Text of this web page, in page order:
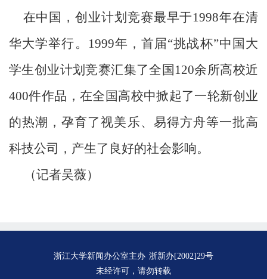
在中国，创业计划竞赛最早于1998年在清
华大学举行。1999年，首届“挑战杯”中国大
学生创业计划竞赛汇集了全国120余所高校近
400件作品，在全国高校中掀起了一轮新创业
的热潮，孕育了视美乐、易得方舟等一批高
科技公司，产生了良好的社会影响。
（记者吴薇）
浙江大学新闻办公室主办 浙新办[2002]29号
未经许可，请勿转载